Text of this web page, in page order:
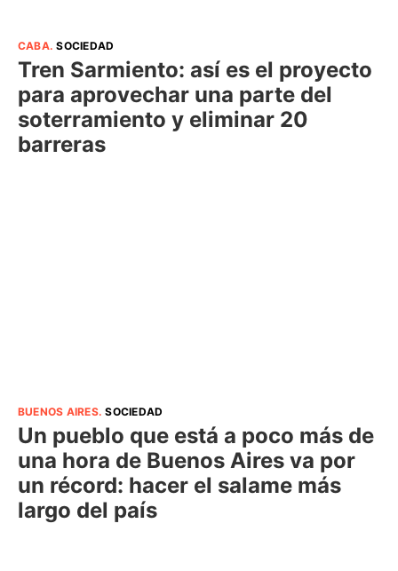
CABA.SOCIEDAD
Tren Sarmiento: así es el proyecto
para aprovechar una parte del
soterramiento y eliminar 20
barreras
BUENOS AIRES.SOCIEDAD
Un pueblo que está a poco más de
una hora de Buenos Aires va por
un récord: hacer el salame más
largo del país